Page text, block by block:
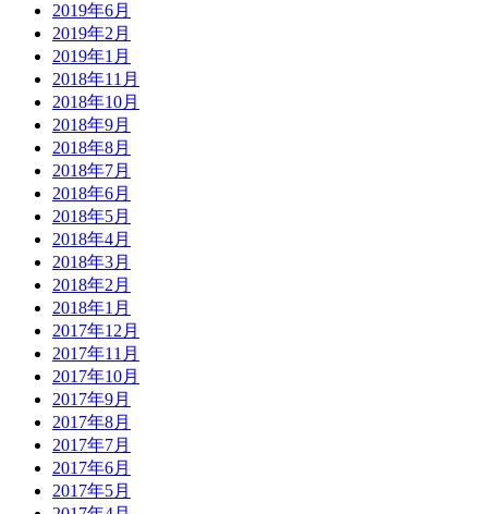
2019年6月
2019年2月
2019年1月
2018年11月
2018年10月
2018年9月
2018年8月
2018年7月
2018年6月
2018年5月
2018年4月
2018年3月
2018年2月
2018年1月
2017年12月
2017年11月
2017年10月
2017年9月
2017年8月
2017年7月
2017年6月
2017年5月